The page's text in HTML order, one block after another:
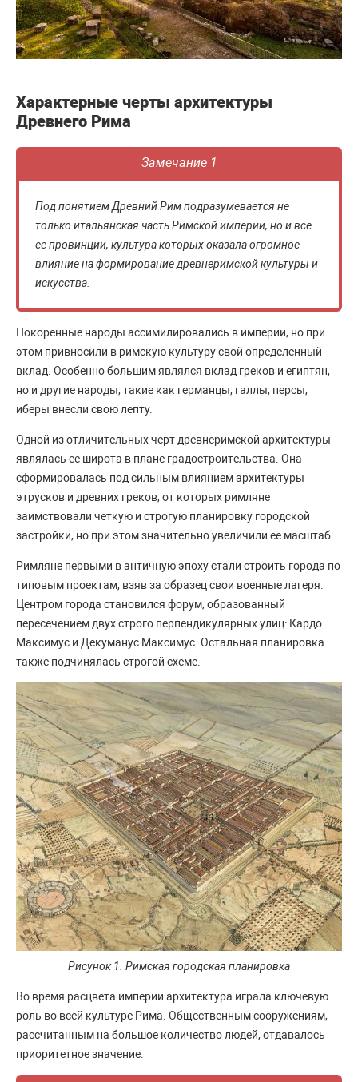
Характерные черты архитектуры
Древнего Рима
Замечание 1
Под понятием Древний Рим подразумевается не
только итальянская часть Римской империи, но и все
ее провинции, культура которых оказала огромное
влияние на формирование древнеримской культуры и
искусства.
Покоренные народы ассимилировались в империи, но при
этом привносили в римскую культуру свой определенный
вклад. Особенно большим являлся вклад греков и египтян,
но и другие народы, такие как германцы, галлы, персы,
иберы внесли свою лепту.
Одной из отличительных черт древнеримской архитектуры
являлась ее широта в плане градостроительства. Она
сформировалась под сильным влиянием архитектуры
этрусков и древних греков, от которых римляне
заимствовали четкую и строгую планировку городской
застройки, но при этом значительно увеличили ее масштаб.
Римляне первыми в античную эпоху стали строить города по
типовым проектам, взяв за образец свои военные лагеря.
Центром города становился форум, образованный
пересечением двух строго перпендикулярных улиц: Кардо
Максимус и Декуманус Максимус. Остальная планировка
также подчинялась строгой схеме.
Рисунок 1. Римская городская планировка
Во время расцвета империи архитектура играла ключевую
роль во всей культуре Рима. Общественным сооружениям,
рассчитанным на большое количество людей, отдавалось
приоритетное значение.